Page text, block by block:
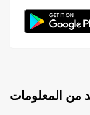
من المعلومات